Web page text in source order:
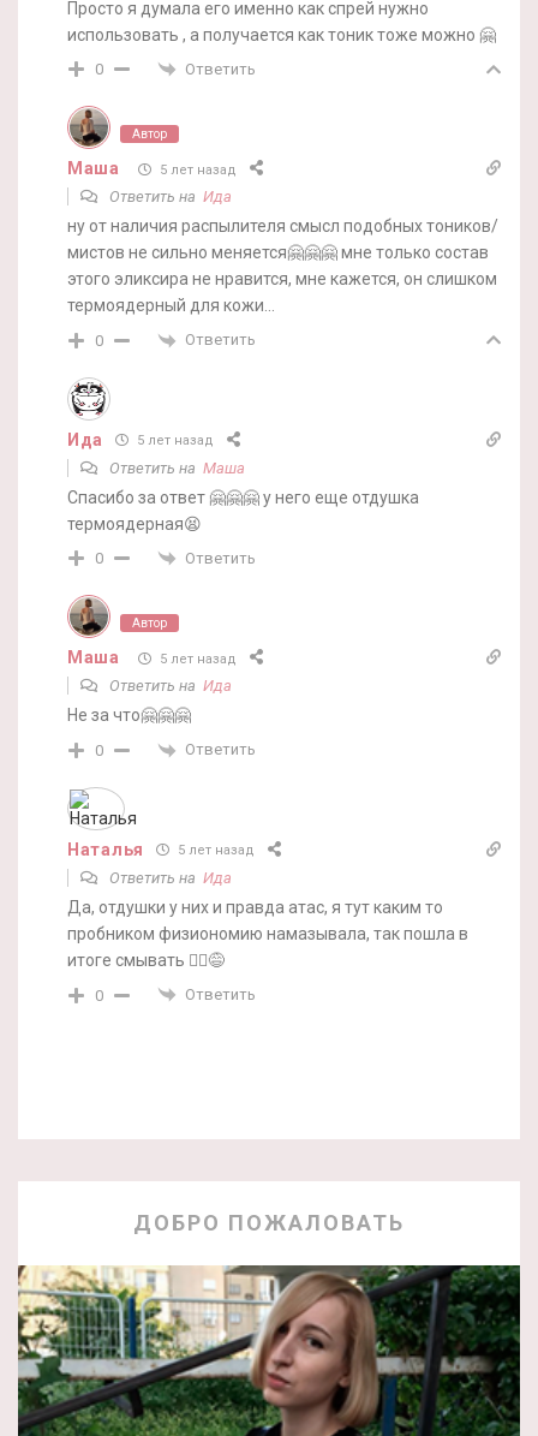
Просто я думала его именно как спрей нужно
использовать , а получается как тоник тоже можно 🤗
0 Ответить
Автор
Маша 5 лет назад
Ответить на Ида
ну от наличия распылителя смысл подобных тоников/
мистов не сильно меняется🤗🤗🤗 мне только состав
этого эликсира не нравится, мне кажется, он слишком
термоядерный для кожи…
0 Ответить
Ида 5 лет назад
Ответить на Маша
Спасибо за ответ 🤗🤗🤗 у него еще отдушка
термоядерная😫
0 Ответить
Автор
Маша 5 лет назад
Ответить на Ида
Не за что🤗🤗🤗
0 Ответить
Наталья 5 лет назад
Ответить на Ида
Да, отдушки у них и правда атас, я тут каким то
пробником физиономию намазывала, так пошла в
итоге смывать 🤷‍♀️😅
0 Ответить
ДОБРО ПОЖАЛОВАТЬ